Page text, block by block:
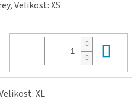
Velikost: XS
XL